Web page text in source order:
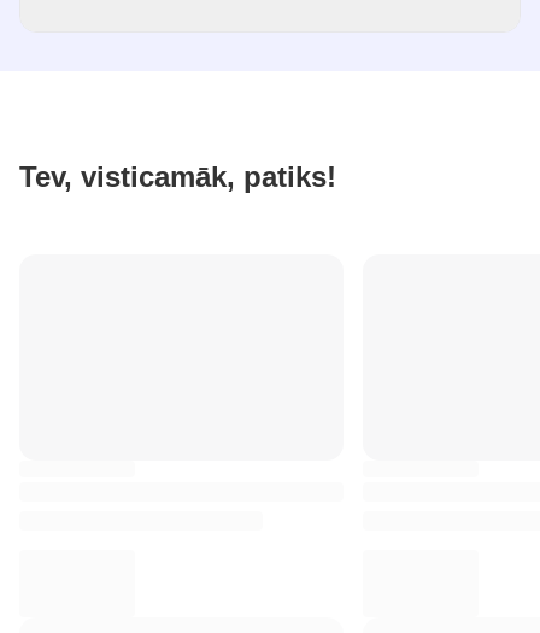
Tev, visticamāk, patiks!